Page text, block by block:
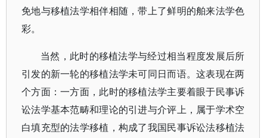
免地与移植法学相伴相随，带上了鲜明的舶来法学色
彩。
当然，此时的移植法学与经过相当程度发展后所
引发的新一轮的移植法学未可同日而语。这表现在两
个方面：一方面，此时的移植法学主要着眼于民事诉
讼法学基本范畴和理论的引进与介评上，属于学术空
白填充型的法学移植，构成了我国民事诉讼法移植法